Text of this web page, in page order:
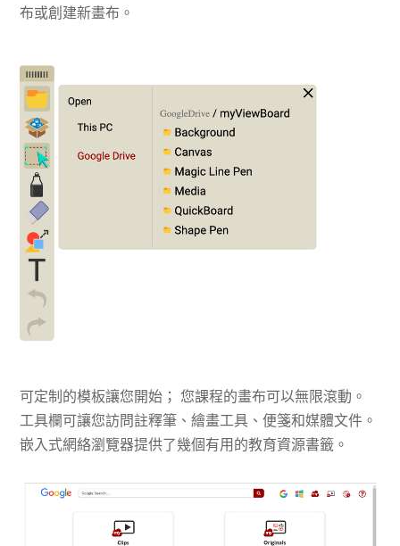
布或創建新畫布。
可定制的模板讓您開始； 您課程的畫布可以無限滾動。
工具欄可讓您訪問註釋筆、繪畫工具、便箋和媒體文件。
嵌入式網絡瀏覽器提供了幾個有用的教育資源書籤。